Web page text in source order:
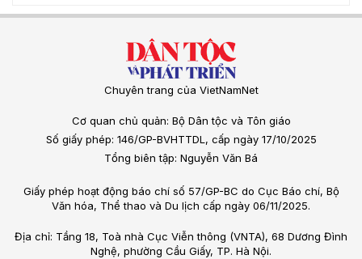
Chuyên trang của VietNamNet
Cơ quan chủ quản: Bộ Dân tộc và Tôn giáo
Số giấy phép: 146/GP-BVHTTDL, cấp ngày 17/10/2025
Tổng biên tập: Nguyễn Văn Bá
Giấy phép hoạt động báo chí số 57/GP-BC do Cục Báo chí, Bộ
Văn hóa, Thể thao và Du lịch cấp ngày 06/11/2025.
Địa chỉ: Tầng 18, Toà nhà Cục Viễn thông (VNTA), 68 Dương Đình
Nghệ, phường Cầu Giấy, TP. Hà Nội.